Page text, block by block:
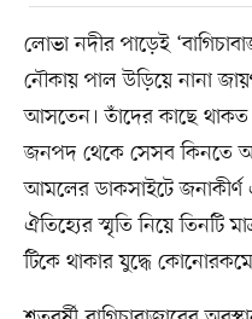
লোভা নদীর পাড়েই
নৌকায় পাল উড়িয়ে নানা
আসতেন। তাঁদের কাছে থাকত
জনপদ থেকে সেসব কিনতে
আমলের ডাকসাইটে জনাকীর্ণ
ঐতিহ্যের স্মৃতি নিয়ে তিনটি
টিকে থাকার যুদ্ধে